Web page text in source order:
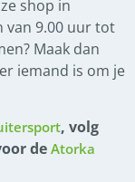
shop in
van 9.00 uur tot
Maak dan
iemand is om je
, volg
de Atorka